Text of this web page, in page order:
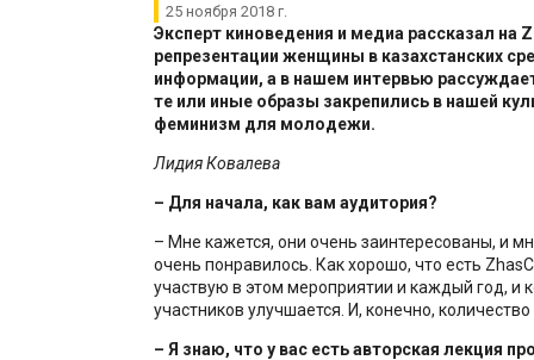
25 ноября 2018 г.
Эксперт киноведения и медиа рассказал на
репрезентации женщины в казахстанских
информации, а в нашем интервью
те или иные образы закрепились в нашей
феминизм для молодежи.
Лидия Ковалева
– Для начала, как вам аудитория?
– Мне кажется, они очень заинтересованы, и
очень понравилось. Как хорошо, что есть
участвую в этом мероприятии и каждый год, и
участников улучшается. И, конечно,
– Я знаю, что у вас есть авторская лекция